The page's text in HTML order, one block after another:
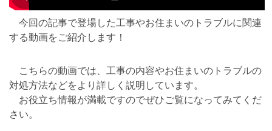
今回の記事で登場した工事やお住まいのトラブルに関連
する動画をご紹介します！
こちらの動画では、工事の内容やお住まいのトラブルの
対処方法などをより詳しく説明しています。
お役立ち情報が満載ですのでぜひご覧になってみてくだ
さい。